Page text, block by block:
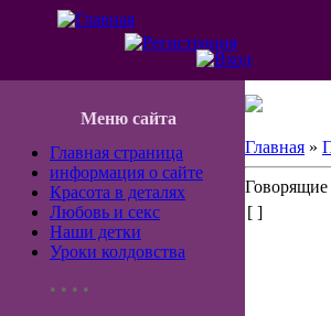
Меню сайта
Главная страница
информация о сайте
Красота в деталях
Любовь и секс
Наши детки
Уроки колдовства
• • • •
Главная »
[ ]